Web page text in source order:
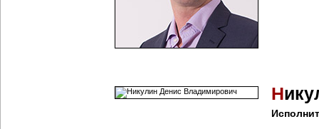
Н